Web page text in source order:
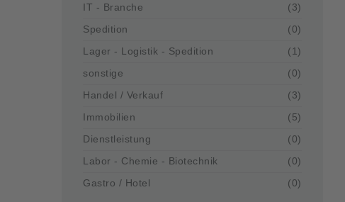
IT - Branche
(3)
Spedition
(0)
Lager - Logistik - Spedition
(1)
sonstige
(0)
Handel / Verkauf
(3)
Immobilien
(5)
Dienstleistung
(0)
Labor - Chemie - Biotechnik
(0)
Gastro / Hotel
(0)